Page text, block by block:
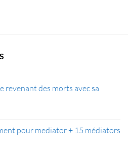
revenant des morts avec sa
pour mediator + 15 médiators